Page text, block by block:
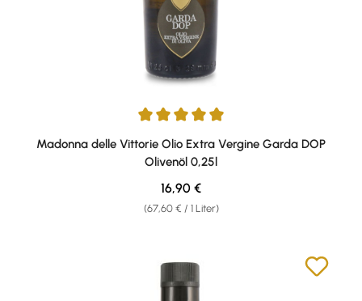
Durchschnittliche Bewertung von 5 von 5 Sternen
Madonna delle Vittorie Olio Extra Vergine Garda DOP
Olivenöl 0,25l
(67,60 € / 1 Liter)
Regulärer Preis:
16,90 €